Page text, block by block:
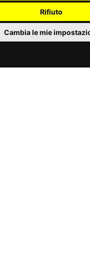
Rifiuto
Cambia le mie